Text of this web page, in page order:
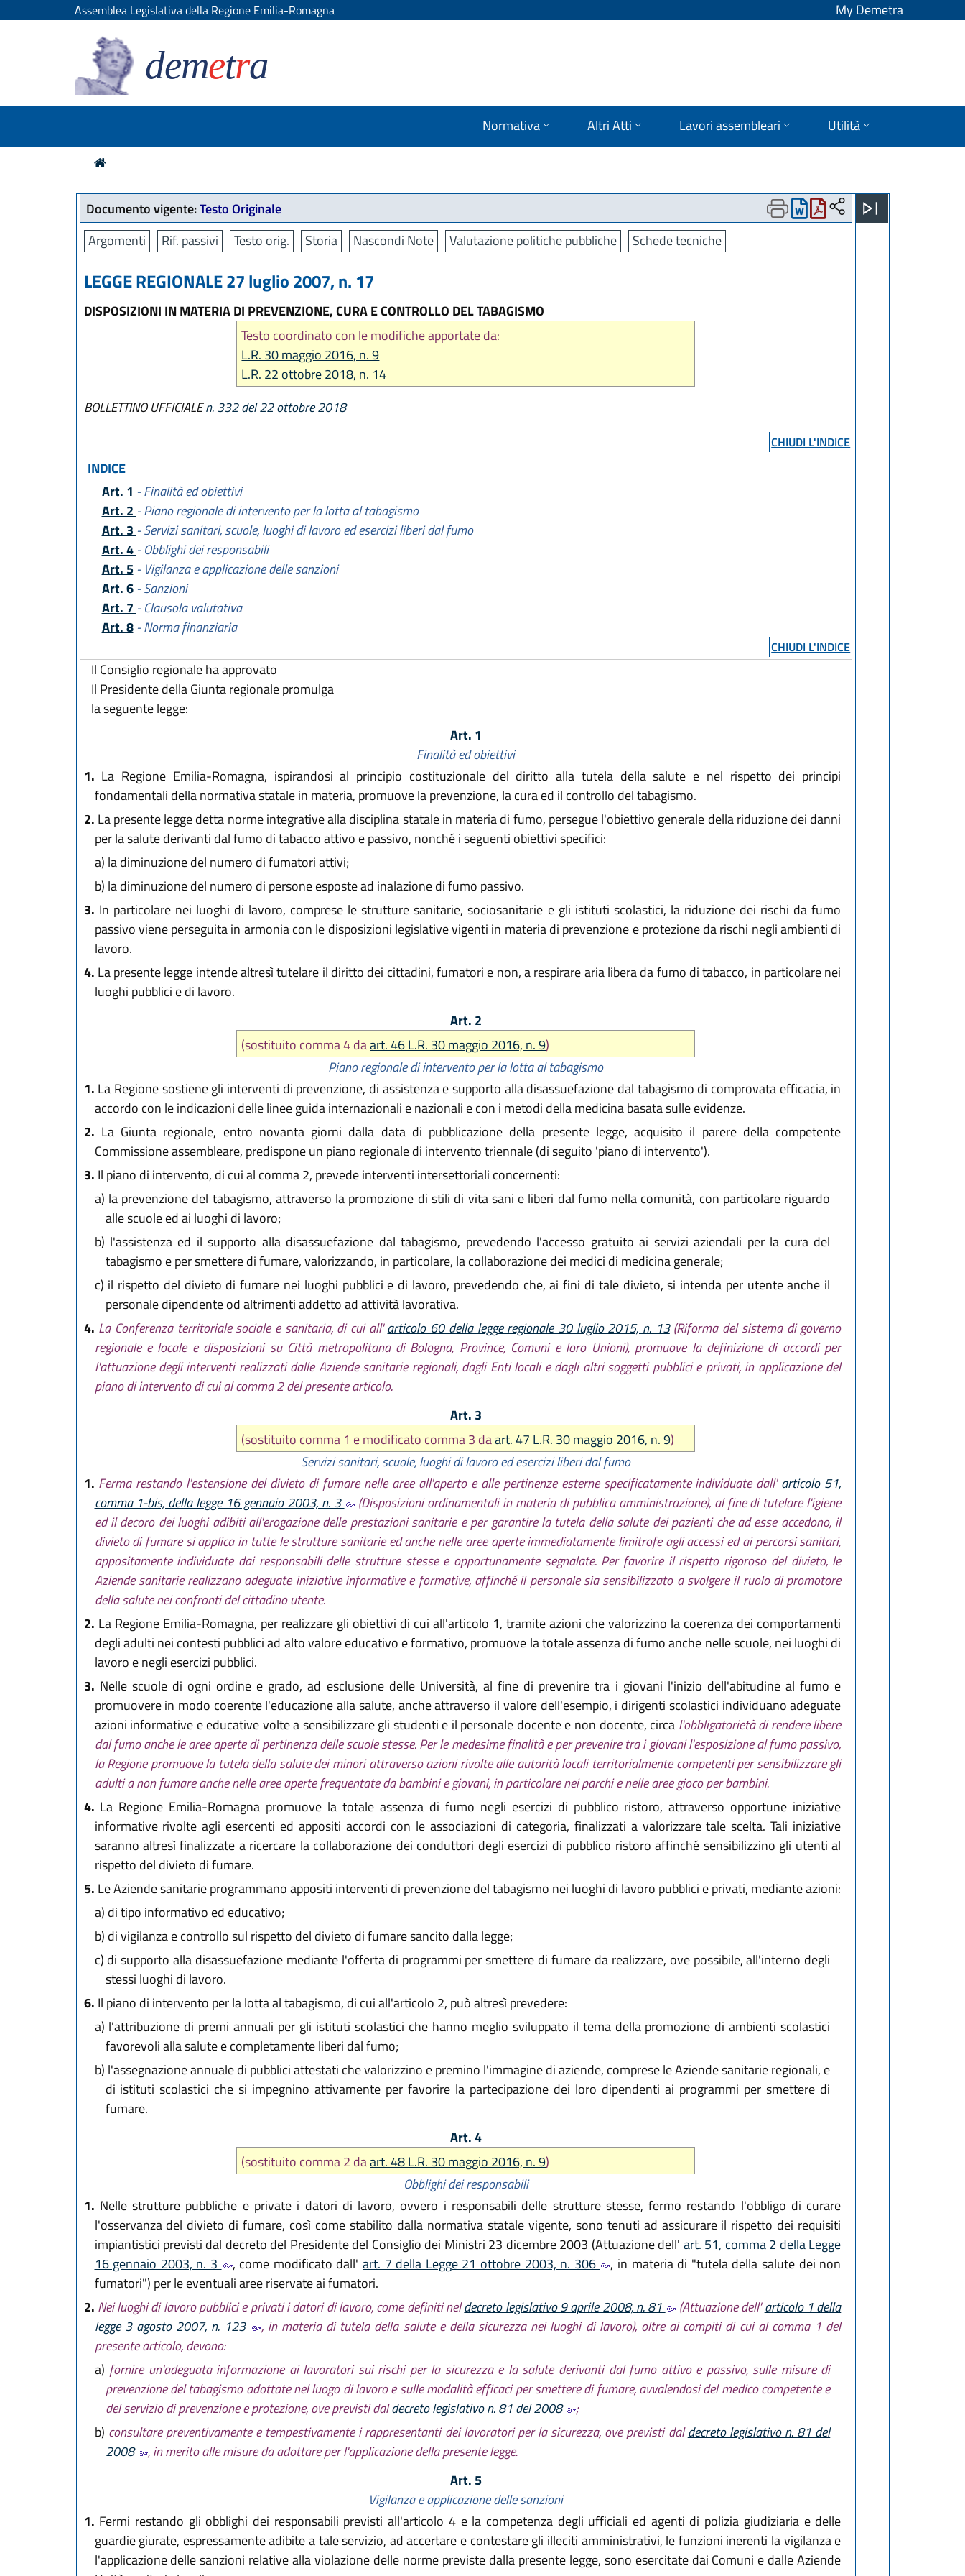
Assemblea Legislativa della Regione Emilia-Romagna My Demetra
demetra
Normativa Altri Atti Lavori assembleari Utilità
Documento vigente:Testo Originale
Argomenti
Rif. passivi Testo orig. Storia Nascondi Note Valutazione politiche pubbliche Schede tecniche
LEGGE REGIONALE 27 luglio 2007, n. 17
DISPOSIZIONI IN MATERIA DI PREVENZIONE, CURA E CONTROLLO DEL TABAGISMO
Testo coordinato con le modifiche apportate da:
L.R. 30 maggio 2016, n. 9
L.R. 22 ottobre 2018, n. 14
BOLLETTINO UFFICIALEn. 332 del 22 ottobre 2018
CHIUDI L'INDICE
INDICE
Art. 1 - Finalità ed obiettivi
Art. 2 - Piano regionale di intervento per la lotta al tabagismo
Art. 3 - Servizi sanitari, scuole, luoghi di lavoro ed esercizi liberi dal fumo
Art. 4 - Obblighi dei responsabili
Art. 5- Vigilanza e applicazione delle sanzioni
Art. 6 - Sanzioni
Art. 7 - Clausola valutativa
Art. 8- Norma finanziaria
CHIUDI L'INDICE
Il Consiglio regionale ha approvato
Il Presidente della Giunta regionale promulga
la seguente legge:
Art. 1
Finalità ed obiettivi
1. La Regione Emilia-Romagna, ispirandosi al principio costituzionale del diritto alla tutela della salute e nel rispetto dei principi
fondamentali della normativa statale in materia, promuove la prevenzione, la cura ed il controllo del tabagismo.
2. La presente legge detta norme integrative alla disciplina statale in materia di fumo, persegue l'obiettivo generale della riduzione dei danni
per la salute derivanti dal fumo di tabacco attivo e passivo, nonché i seguenti obiettivi specifici:
a) la diminuzione del numero di fumatori attivi;
b) la diminuzione del numero di persone esposte ad inalazione di fumo passivo.
3. In particolare nei luoghi di lavoro, comprese le strutture sanitarie, sociosanitarie e gli istituti scolastici, la riduzione dei rischi da fumo
passivo viene perseguita in armonia con le disposizioni legislative vigenti in materia di prevenzione e protezione da rischi negli ambienti di
lavoro.
4. La presente legge intende altresì tutelare il diritto dei cittadini, fumatori e non, a respirare aria libera da fumo di tabacco, in particolare nei
luoghi pubblici e di lavoro.
Art. 2
(sostituito comma 4 daart. 46 L.R. 30 maggio 2016, n. 9)
Piano regionale di intervento per la lotta al tabagismo
1. La Regione sostiene gli interventi di prevenzione, di assistenza e supporto alla disassuefazione dal tabagismo di comprovata efficacia, in
accordo con le indicazioni delle linee guida internazionali e nazionali e con i metodi della medicina basata sulle evidenze.
2. La Giunta regionale, entro novanta giorni dalla data di pubblicazione della presente legge, acquisito il parere della competente
Commissione assembleare, predispone un piano regionale di intervento triennale (di seguito 'piano di intervento').
3. Il piano di intervento, di cui al comma 2, prevede interventi intersettoriali concernenti:
a) la prevenzione del tabagismo, attraverso la promozione di stili di vita sani e liberi dal fumo nella comunità, con particolare riguardo
alle scuole ed ai luoghi di lavoro;
b) l'assistenza ed il supporto alla disassuefazione dal tabagismo, prevedendo l'accesso gratuito ai servizi aziendali per la cura del
tabagismo e per smettere di fumare, valorizzando, in particolare, la collaborazione dei medici di medicina generale;
c) il rispetto del divieto di fumare nei luoghi pubblici e di lavoro, prevedendo che, ai fini di tale divieto, si intenda per utente anche il
personale dipendente od altrimenti addetto ad attività lavorativa.
4. La Conferenza territoriale sociale e sanitaria, di cui all'articolo 60 della legge regionale 30 luglio 2015, n. 13(Riforma del sistema di governo
regionale e locale e disposizioni su Città metropolitana di Bologna, Province, Comuni e loro Unioni), promuove la definizione di accordi per
l'attuazione degli interventi realizzati dalle Aziende sanitarie regionali, dagli Enti locali e dagli altri soggetti pubblici e privati, in applicazione del
piano di intervento di cui al comma 2 del presente articolo.
Art. 3
(sostituito comma 1 e modificato comma 3 daart. 47 L.R. 30 maggio 2016, n. 9)
Servizi sanitari, scuole, luoghi di lavoro ed esercizi liberi dal fumo
1. Ferma restando l'estensione del divieto di fumare nelle aree all'aperto e alle pertinenze esterne specificatamente individuate dall'articolo 51,
comma 1-bis, della legge 16 gennaio 2003, n. 3
(Disposizioni ordinamentali in materia di pubblica amministrazione), al fine di tutelare l'igiene
ed il decoro dei luoghi adibiti all'erogazione delle prestazioni sanitarie e per garantire la tutela della salute dei pazienti che ad esse accedono, il
divieto di fumare si applica in tutte le strutture sanitarie ed anche nelle aree aperte immediatamente limitrofe agli accessi ed ai percorsi sanitari,
appositamente individuate dai responsabili delle strutture stesse e opportunamente segnalate. Per favorire il rispetto rigoroso del divieto, le
Aziende sanitarie realizzano adeguate iniziative informative e formative, affinché il personale sia sensibilizzato a svolgere il ruolo di promotore
della salute nei confronti del cittadino utente.
2. La Regione Emilia-Romagna, per realizzare gli obiettivi di cui all'articolo 1, tramite azioni che valorizzino la coerenza dei comportamenti
degli adulti nei contesti pubblici ad alto valore educativo e formativo, promuove la totale assenza di fumo anche nelle scuole, nei luoghi di
lavoro e negli esercizi pubblici.
3. Nelle scuole di ogni ordine e grado, ad esclusione delle Università, al fine di prevenire tra i giovani l'inizio dell'abitudine al fumo e
promuovere in modo coerente l'educazione alla salute, anche attraverso il valore dell'esempio, i dirigenti scolastici individuano adeguate
azioni informative e educative volte a sensibilizzare gli studenti e il personale docente e non docente, circa l'obbligatorietà di rendere libere
dal fumo anche le aree aperte di pertinenza delle scuole stesse. Per le medesime finalità e per prevenire tra i giovani l'esposizione al fumo passivo,
la Regione promuove la tutela della salute dei minori attraverso azioni rivolte alle autorità locali territorialmente competenti per sensibilizzare gli
adulti a non fumare anche nelle aree aperte frequentate da bambini e giovani, in particolare nei parchi e nelle aree gioco per bambini.
4. La Regione Emilia-Romagna promuove la totale assenza di fumo negli esercizi di pubblico ristoro, attraverso opportune iniziative
informative rivolte agli esercenti ed appositi accordi con le associazioni di categoria, finalizzati a valorizzare tale scelta. Tali iniziative
saranno altresì finalizzate a ricercare la collaborazione dei conduttori degli esercizi di pubblico ristoro affinché sensibilizzino gli utenti al
rispetto del divieto di fumare.
5. Le Aziende sanitarie programmano appositi interventi di prevenzione del tabagismo nei luoghi di lavoro pubblici e privati, mediante azioni:
a) di tipo informativo ed educativo;
b) di vigilanza e controllo sul rispetto del divieto di fumare sancito dalla legge;
c) di supporto alla disassuefazione mediante l'offerta di programmi per smettere di fumare da realizzare, ove possibile, all'interno degli
stessi luoghi di lavoro.
6. Il piano di intervento per la lotta al tabagismo, di cui all'articolo 2, può altresì prevedere:
a) l'attribuzione di premi annuali per gli istituti scolastici che hanno meglio sviluppato il tema della promozione di ambienti scolastici
favorevoli alla salute e completamente liberi dal fumo;
b) l'assegnazione annuale di pubblici attestati che valorizzino e premino l'immagine di aziende, comprese le Aziende sanitarie regionali, e
di istituti scolastici che si impegnino attivamente per favorire la partecipazione dei loro dipendenti ai programmi per smettere di
fumare.
Art. 4
(sostituito comma 2 daart. 48 L.R. 30 maggio 2016, n. 9)
Obblighi dei responsabili
1. Nelle strutture pubbliche e private i datori di lavoro, ovvero i responsabili delle strutture stesse, fermo restando l'obbligo di curare
l'osservanza del divieto di fumare, così come stabilito dalla normativa statale vigente, sono tenuti ad assicurare il rispetto dei requisiti
impiantistici previsti dal decreto del Presidente del Consiglio dei Ministri 23 dicembre 2003 (Attuazione dell' art. 51, comma 2 della Legge
16 gennaio 2003, n. 3
, come modificato dall' art. 7 della Legge 21 ottobre 2003, n. 306
, in materia di "tutela della salute dei non
fumatori") per le eventuali aree riservate ai fumatori.
2. Nei luoghi di lavoro pubblici e privati i datori di lavoro, come definiti neldecreto legislativo 9 aprile 2008, n. 81 (Attuazione dell'articolo 1 della
legge 3 agosto 2007, n. 123
, in materia di tutela della salute e della sicurezza nei luoghi di lavoro), oltre ai compiti di cui al comma 1 del
presente articolo, devono:
a) fornire un'adeguata informazione ai lavoratori sui rischi per la sicurezza e la salute derivanti dal fumo attivo e passivo, sulle misure di
prevenzione del tabagismo adottate nel luogo di lavoro e sulle modalità efficaci per smettere di fumare, avvalendosi del medico competente e
del servizio di prevenzione e protezione, ove previsti daldecreto legislativo n. 81 del 2008
;
b) consultare preventivamente e tempestivamente i rappresentanti dei lavoratori per la sicurezza, ove previsti daldecreto legislativo n. 81 del
2008
, in merito alle misure da adottare per l'applicazione della presente legge.
Art. 5
Vigilanza e applicazione delle sanzioni
1. Fermi restando gli obblighi dei responsabili previsti all'articolo 4 e la competenza degli ufficiali ed agenti di polizia giudiziaria e delle
guardie giurate, espressamente adibite a tale servizio, ad accertare e contestare gli illeciti amministrativi, le funzioni inerenti la vigilanza e
l'applicazione delle sanzioni relative alla violazione delle norme previste dalla presente legge, sono esercitate dai Comuni e dalle Aziende